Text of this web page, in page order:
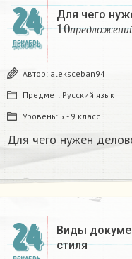
24
ДЕКАБРЬ
Для чего
пре дложени
10п редлож
Автор: aleksceban94
Предмет: Русский язык
Уровень: 5 - 9 класс
Для чего нужен
24
Виды
стиля